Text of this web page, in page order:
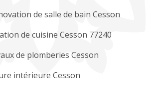
de salle de bain Cesson
de cuisine Cesson 77240
de plomberies Cesson
intérieure Cesson